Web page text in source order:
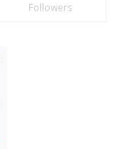
Followers